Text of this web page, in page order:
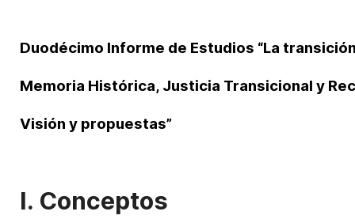
Duodécimo Informe de Estudios “La
Memoria Histórica, Justicia Transicional y
Visión y propuestas”
I. Conceptos